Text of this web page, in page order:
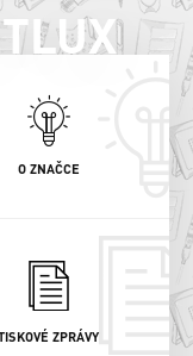
O ZNAČCE
ZPRÁVY